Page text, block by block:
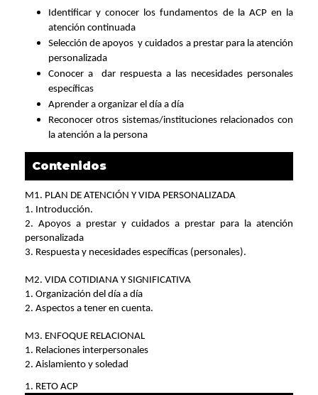
Identificar y conocer los fundamentos de la ACP en la
atención continuada
Selección de apoyos y cuidados a prestar para la atención
personalizada
Conocer a dar respuesta a las necesidades personales
específicas
Aprender a organizar el día a día
Reconocer otros sistemas/instituciones relacionados con
la atención a la persona
Contenidos
M1. PLAN DE ATENCIÓN Y VIDA PERSONALIZADA
1. Introducción.
2. Apoyos a prestar y cuidados a prestar para la atención
personalizada
3. Respuesta y necesidades específicas (personales).
M2. VIDA COTIDIANA Y SIGNIFICATIVA
1. Organización del día a día
2. Aspectos a tener en cuenta.
M3. ENFOQUE RELACIONAL
1. Relaciones interpersonales
2. Aislamiento y soledad
1. RETO ACP